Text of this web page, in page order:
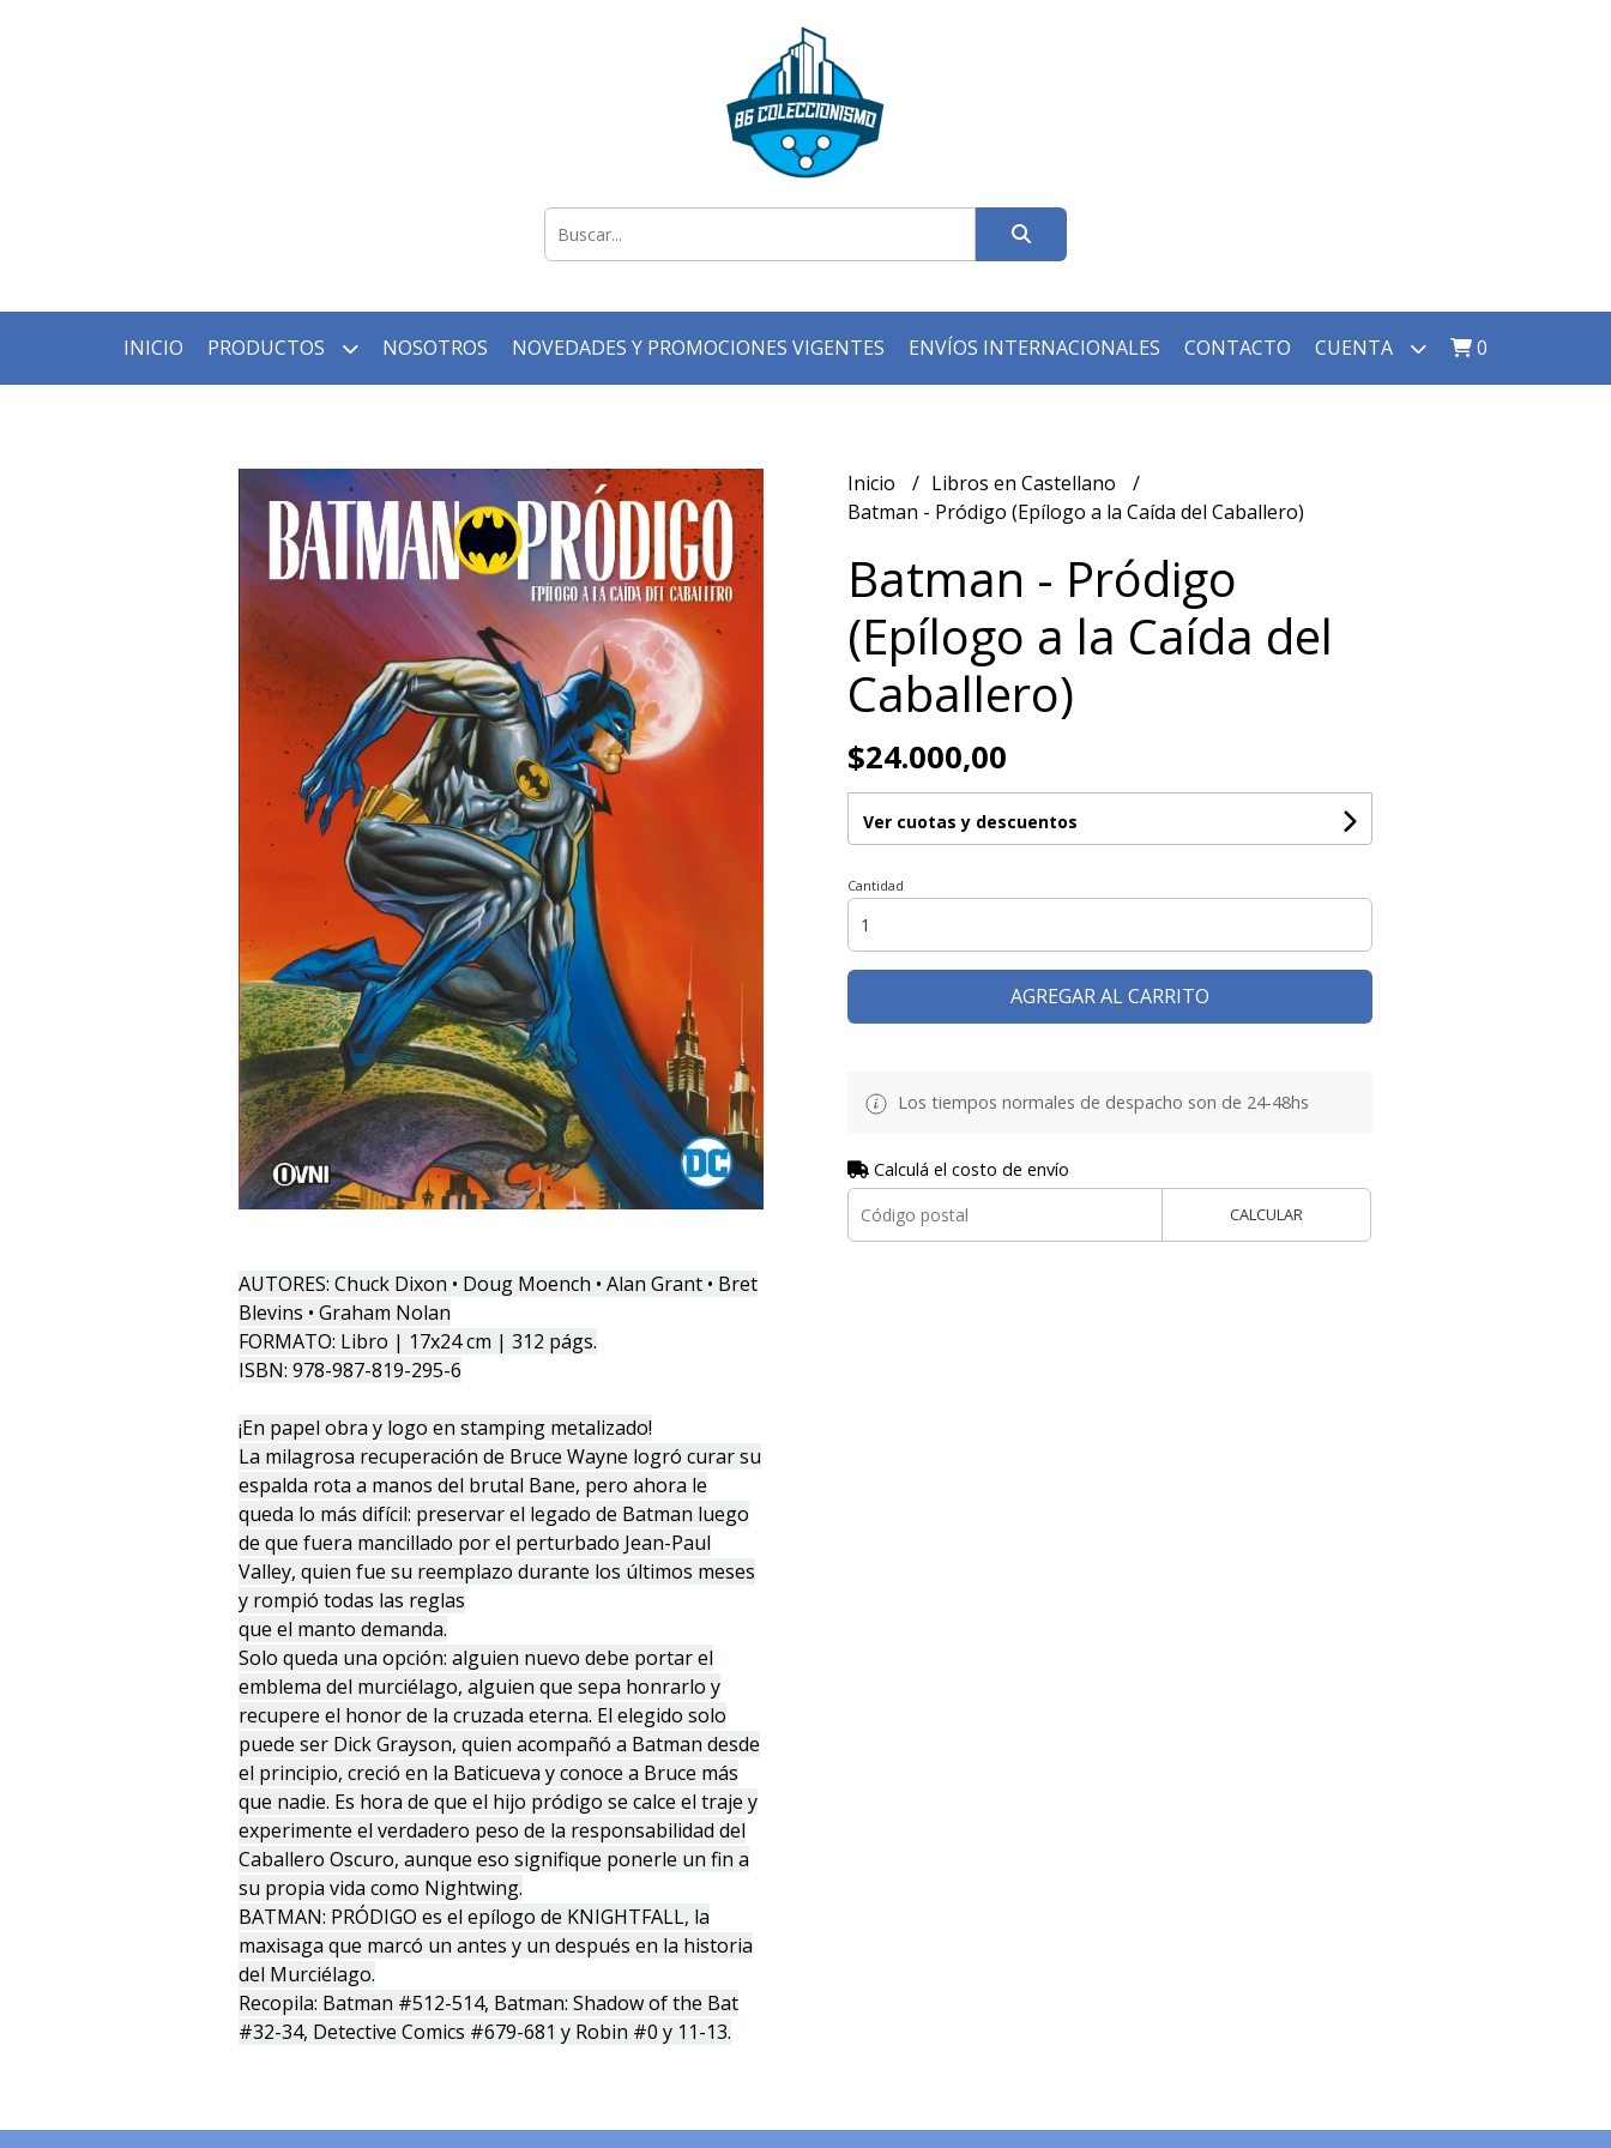
INICIO PRODUCTOS NOSOTROS NOVEDADES Y PROMOCIONES VIGENTES ENVÍOS INTERNACIONALES CONTACTO CUENTA 0
AUTORES: Chuck Dixon • Doug Moench • Alan Grant • Bret
Blevins • Graham Nolan
FORMATO: Libro | 17x24 cm | 312 págs.
ISBN: 978-987-819-295-6
¡En papel obra y logo en stamping metalizado!
La milagrosa recuperación de Bruce Wayne logró curar su
espalda rota a manos del brutal Bane, pero ahora le
queda lo más difícil: preservar el legado de Batman luego
de que fuera mancillado por el perturbado Jean-Paul
Valley, quien fue su reemplazo durante los últimos meses
y rompió todas las reglas
que el manto demanda.
Solo queda una opción: alguien nuevo debe portar el
emblema del murciélago, alguien que sepa honrarlo y
recupere el honor de la cruzada eterna. El elegido solo
puede ser Dick Grayson, quien acompañó a Batman desde
el principio, creció en la Baticueva y conoce a Bruce más
que nadie. Es hora de que el hijo pródigo se calce el traje y
experimente el verdadero peso de la responsabilidad del
Caballero Oscuro, aunque eso signifique ponerle un fin a
su propia vida como Nightwing.
BATMAN: PRÓDIGO es el epílogo de KNIGHTFALL, la
maxisaga que marcó un antes y un después en la historia
del Murciélago.
Recopila: Batman #512-514, Batman: Shadow of the Bat
#32-34, Detective Comics #679-681 y Robin #0 y 11-13.
Inicio
Libros en Castellano
Batman - Pródigo (Epílogo a la Caída del Caballero)
Batman - Pródigo
(Epílogo a la Caída del
Caballero)
$24.000,00
Ver cuotas y descuentos
Cantidad
AGREGAR AL CARRITO
Los tiempos normales de despacho son de 24-48hs
Calculá el costo de envío
CALCULAR